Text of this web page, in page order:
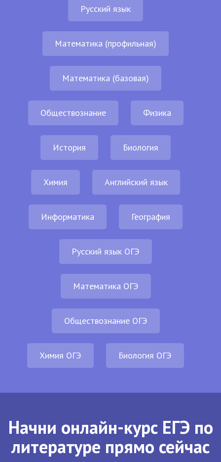
Русский язык
Математика (профильная)
Математика (базовая)
Обществознание Физика
История Биология
Химия Английский язык
Информатика География
Русский язык ОГЭ
Математика ОГЭ
Обществознание ОГЭ
Химия ОГЭ Биология ОГЭ
Начни онлайн-курс ЕГЭ по
литературе прямо сейчас